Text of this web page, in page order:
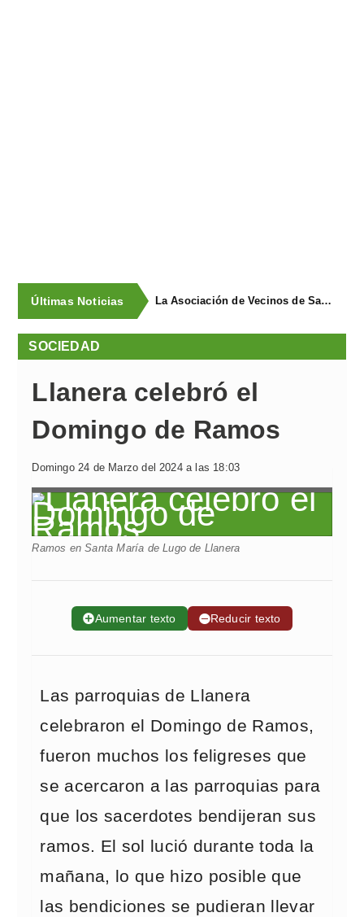
Últimas Noticias La Asociación de Vecinos de Santa Cruz descubrió los Covarones
SOCIEDAD
Llanera celebró el
Domingo de Ramos
Domingo 24 de Marzo del 2024 a las 18:03
Ramos en Santa María de Lugo de Llanera
➕Aumentar texto ➖Reducir texto
Las parroquias de Llanera
celebraron el Domingo de Ramos,
fueron muchos los feligreses que
se acercaron a las parroquias para
que los sacerdotes bendijeran sus
ramos. El sol lució durante toda la
mañana, lo que hizo posible que
las bendiciones se pudieran llevar